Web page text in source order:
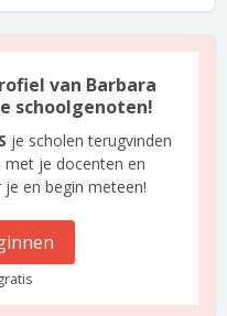
van Barbara
schoolgenoten!
je scholen terugvinden
je docenten en
en begin meteen!